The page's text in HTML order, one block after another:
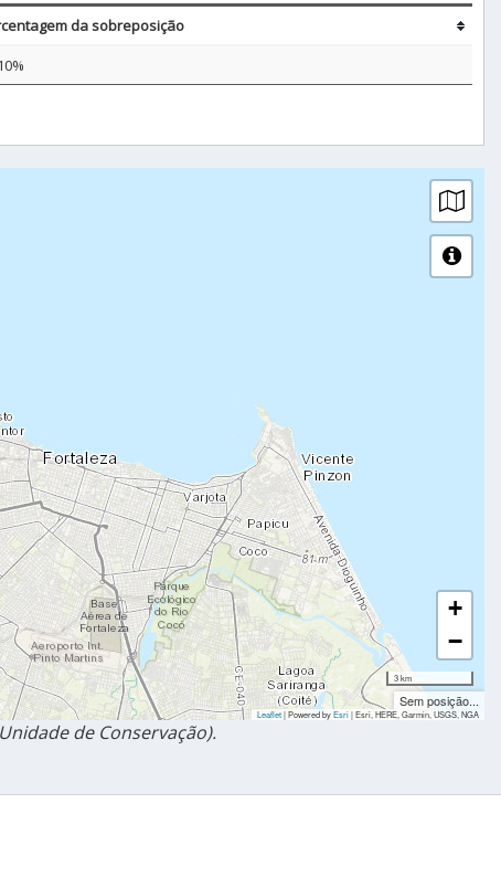
da sobreposição
+
−
3 km
Sem posição...
Leaflet| Powered byEsri|Esri, HERE, Garmin, USGS, NGA
de Conservação).